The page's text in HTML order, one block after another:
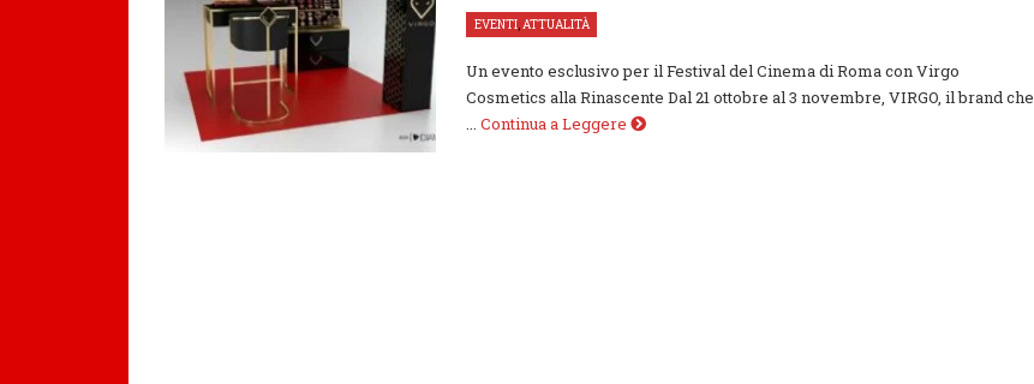
EVENTI,ATTUALITÀ
Un evento esclusivo per il Festival del Cinema di Roma con Virgo
Cosmetics alla Rinascente Dal 21 ottobre al 3 novembre, VIRGO, il brand che
... Continua a Leggere